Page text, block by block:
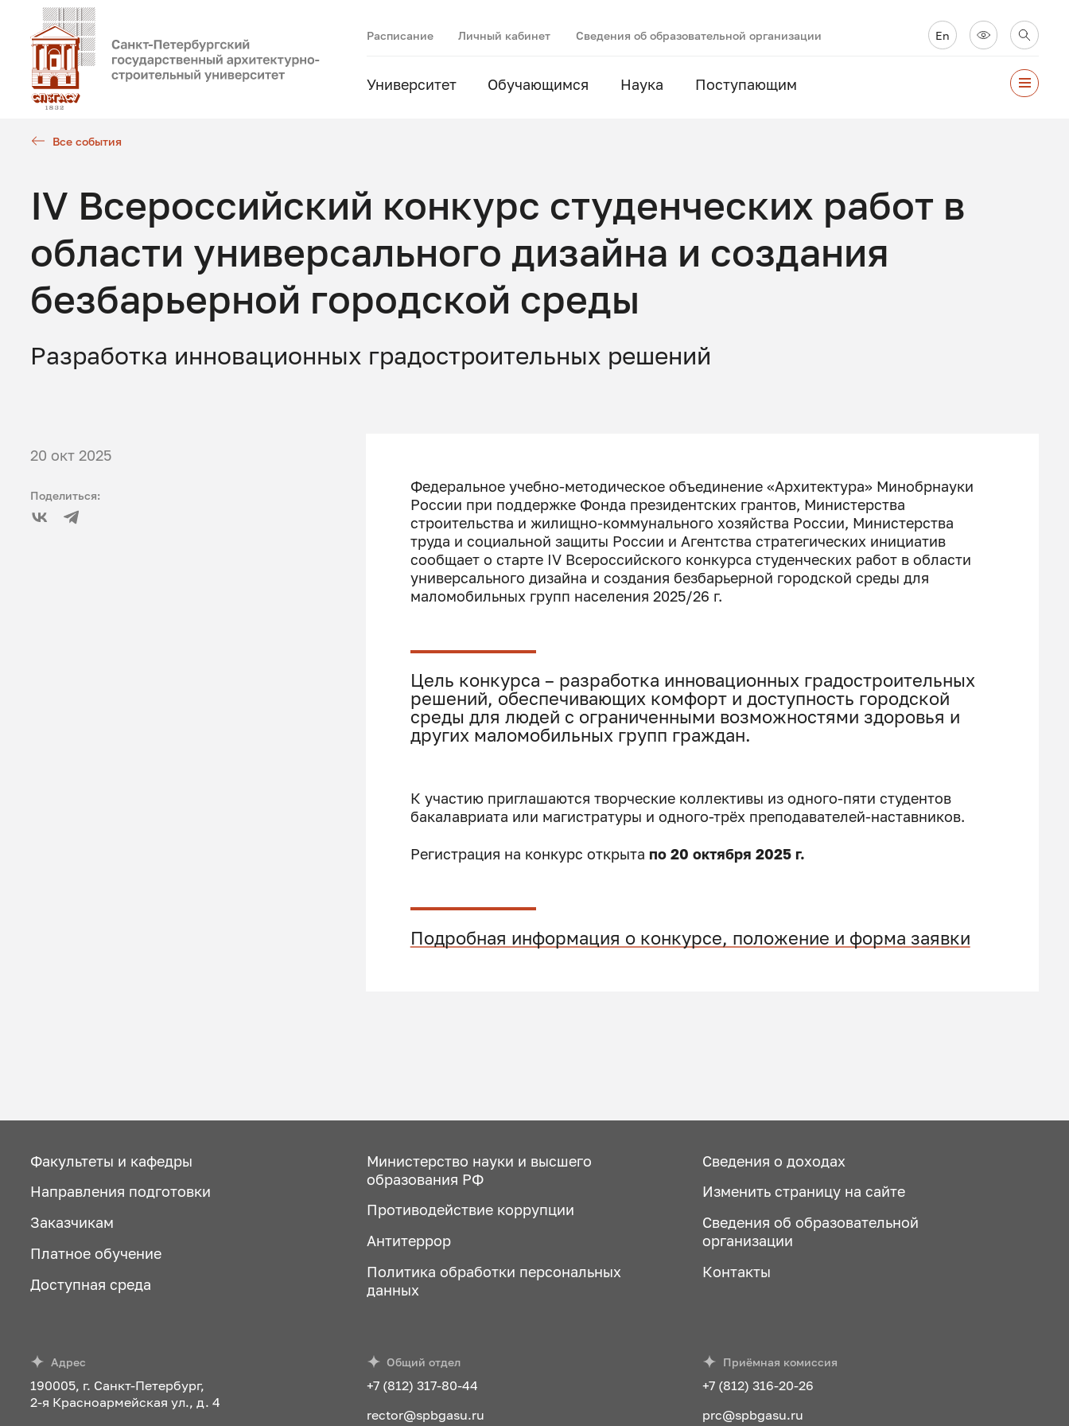
Расписание Личный кабинет Сведения об образовательной организации En
Университет Обучающимся Наука Поступающим
Все события
IV Всероссийский конкурс студенческих работ в
области универсального дизайна и создания
безбарьерной городской среды
Разработка инновационных градостроительных решений
20 окт 2025
Поделиться:
Федеральное учебно-методическое объединение «Архитектура» Минобрнауки
России при поддержке Фонда президентских грантов, Министерства
строительства и жилищно-коммунального хозяйства России, Министерства
труда и социальной защиты России и Агентства стратегических инициатив
сообщает о старте IV Всероссийского конкурса студенческих работ в области
универсального дизайна и создания безбарьерной городской среды для
маломобильных групп населения 2025/26 г.
Цель конкурса – разработка инновационных градостроительных
решений, обеспечивающих комфорт и доступность городской
среды для людей с ограниченными возможностями здоровья и
других маломобильных групп граждан.
К участию приглашаются творческие коллективы из одного-пяти студентов
бакалавриата или магистратуры и одного-трёх преподавателей-наставников.
Регистрация на конкурс открыта по 20 октября 2025 г.
Подробная информация о конкурсе, положение и форма заявки
Факультеты и кафедры
Направления подготовки
Заказчикам
Платное обучение
Доступная среда
Министерство науки и высшего
образования РФ
Противодействие коррупции
Антитеррор
Политика обработки персональных
данных
Сведения о доходах
Изменить страницу на сайте
Сведения об образовательной
организации
Контакты
Адрес
190005, г. Санкт-Петербург,
2-я Красноармейская ул., д. 4
Общий отдел
+7 (812) 317-80-44
rector@spbgasu.ru
Приёмная комиссия
+7 (812) 316-20-26
prc@spbgasu.ru